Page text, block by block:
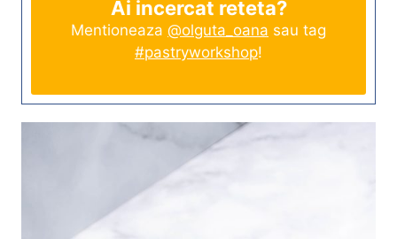
Ai incercat reteta?
Mentioneaza @olguta_oana sau tag
#pastryworkshop!